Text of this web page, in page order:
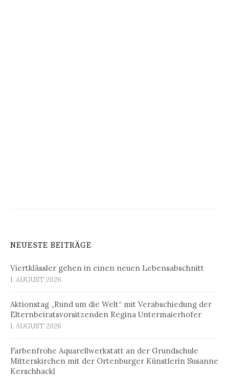
NEUESTE BEITRÄGE
Viertklässler gehen in einen neuen Lebensabschnitt
1. AUGUST 2026
Aktionstag „Rund um die Welt“ mit Verabschiedung der
Elternbeiratsvorsitzenden Regina Untermaierhofer
1. AUGUST 2026
Farbenfrohe Aquarellwerkstatt an der Grundschule
Mitterskirchen mit der Ortenburger Künstlerin Susanne
Kerschhackl